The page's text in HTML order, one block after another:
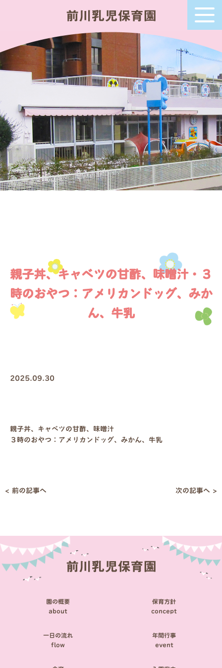
親子丼、キャベツの甘酢、味噌汁・３
時のおやつ：アメリカンドッグ、みか
ん、牛乳
2025.09.30
親子丼、キャベツの甘酢、味噌汁
３時のおやつ：アメリカンドッグ、みかん、牛乳
投
< 前の記事へ 次の記事へ >
園の概要
about
保育方針
concept
一日の流れ
flow
年間行事
event